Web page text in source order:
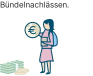
Bündelnachlässen.